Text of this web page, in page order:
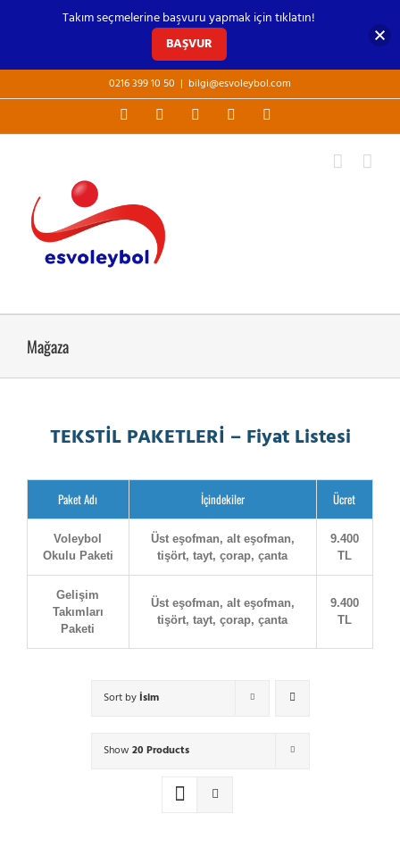
to
0216 399 10 50 | bilgi@esvoleybol.com
Facebook YouTubeInstagram
Mağaza
TEKSTİL PAKETLERİ – Fiyat Listesi
Paket Adı İçindekiler Ücret
Voleybol
Okulu Paketi
Üst eşofman, alt eşofman,
tişört, tayt, çorap, çanta
9.400
TL
Gelişim
Takımları
Paketi
Üst eşofman, alt eşofman,
tişört, tayt, çorap, çanta
9.400
TL
Sort by İsim
Show 20 Products
Takım seçmelerine başvuru yapmak için tıklatın!
BAŞVUR